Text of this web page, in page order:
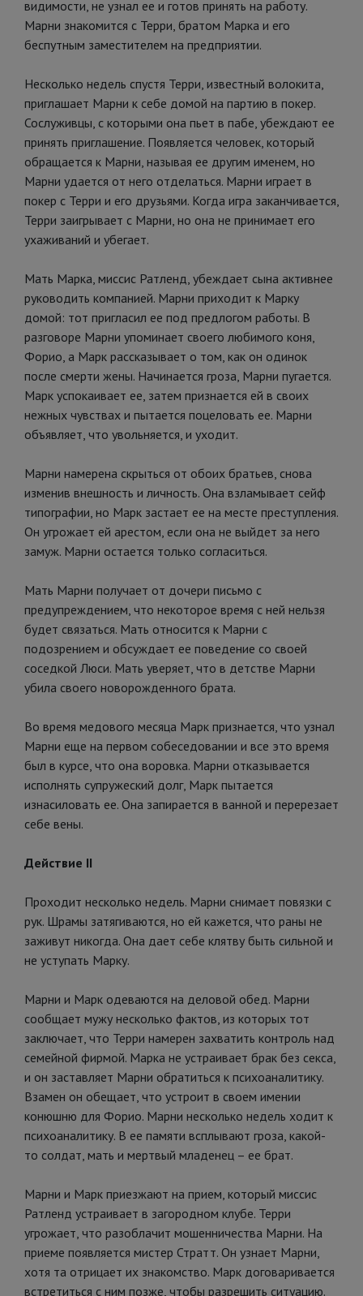
видимости, не узнал ее и готов принять на работу.
Марни знакомится с Терри, братом Марка и его
беспутным заместителем на предприятии.
Несколько недель спустя Терри, известный волокита,
приглашает Марни к себе домой на партию в покер.
Сослуживцы, с которыми она пьет в пабе, убеждают ее
принять приглашение. Появляется человек, который
обращается к Марни, называя ее другим именем, но
Марни удается от него отделаться. Марни играет в
покер с Терри и его друзьями. Когда игра заканчивается,
Терри заигрывает с Марни, но она не принимает его
ухаживаний и убегает.
Мать Марка, миссис Ратленд, убеждает сына активнее
руководить компанией. Марни приходит к Марку
домой: тот пригласил ее под предлогом работы. В
разговоре Марни упоминает своего любимого коня,
Форио, а Марк рассказывает о том, как он одинок
после смерти жены. Начинается гроза, Марни пугается.
Марк успокаивает ее, затем признается ей в своих
нежных чувствах и пытается поцеловать ее. Марни
объявляет, что увольняется, и уходит.
Марни намерена скрыться от обоих братьев, снова
изменив внешность и личность. Она взламывает сейф
типографии, но Марк застает ее на месте преступления.
Он угрожает ей арестом, если она не выйдет за него
замуж. Марни остается только согласиться.
Мать Марни получает от дочери письмо с
предупреждением, что некоторое время с ней нельзя
будет связаться. Мать относится к Марни с
подозрением и обсуждает ее поведение со своей
соседкой Люси. Мать уверяет, что в детстве Марни
убила своего новорожденного брата.
Во время медового месяца Марк признается, что узнал
Марни еще на первом собеседовании и все это время
был в курсе, что она воровка. Марни отказывается
исполнять супружеский долг, Марк пытается
изнасиловать ее. Она запирается в ванной и перерезает
себе вены.
Действие II
Проходит несколько недель. Марни снимает повязки с
рук. Шрамы затягиваются, но ей кажется, что раны не
заживут никогда. Она дает себе клятву быть сильной и
не уступать Марку.
Марни и Марк одеваются на деловой обед. Марни
сообщает мужу несколько фактов, из которых тот
заключает, что Терри намерен захватить контроль над
семейной фирмой. Марка не устраивает брак без секса,
и он заставляет Марни обратиться к психоаналитику.
Взамен он обещает, что устроит в своем имении
конюшню для Форио. Марни несколько недель ходит к
психоаналитику. В ее памяти всплывают гроза, какой-
то солдат, мать и мертвый младенец – ее брат.
Марни и Марк приезжают на прием, который миссис
Ратленд устраивает в загородном клубе. Терри
угрожает, что разоблачит мошенничества Марни. На
приеме появляется мистер Стратт. Он узнает Марни,
хотя та отрицает их знакомство. Марк договаривается
встретиться с ним позже, чтобы разрешить ситуацию.